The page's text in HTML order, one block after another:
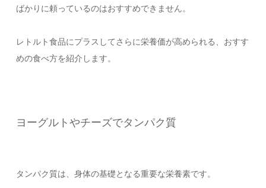
ばかりに頼っているのはおすすめできません。
レトルト食品にプラスしてさらに栄養価が高められる、おすす
めの食べ方を紹介します。
ヨーグルトやチーズでタンパク質
タンパク質は、身体の基礎となる重要な栄養素です。